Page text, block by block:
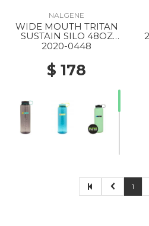
NALGENE
WIDE MOUTH TRITAN
SUSTAIN SILO 48OZ
AUBERGINE
2020-0448
$ 178
1